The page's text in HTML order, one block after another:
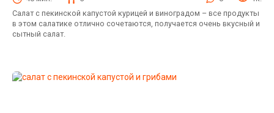
Салат с пекинской капустой курицей и виноградом – все продукты
в этом салатике отлично сочетаются, получается очень вкусный и
сытный салат.